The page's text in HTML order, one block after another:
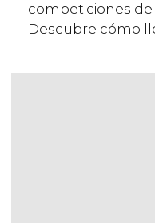
competiciones de
Descubre cómo